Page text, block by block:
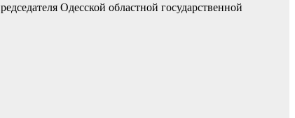
Одесской областной государственной